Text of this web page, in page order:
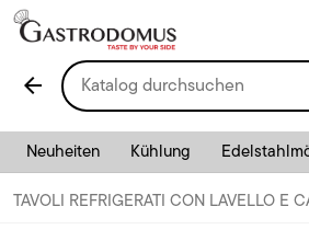
arrow_back
Neuheiten Kühlung
TAVOLI REFRIGERATI CON LAVELLO E